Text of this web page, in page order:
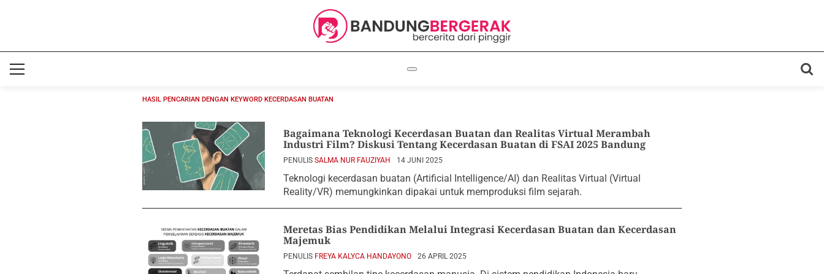
HASIL PENCARIAN DENGAN KEYWORD KECERDASAN BUATAN
Bagaimana Teknologi Kecerdasan Buatan dan Realitas Virtual Merambah
Industri Film? Diskusi Tentang Kecerdasan Buatan di FSAI 2025 Bandung
PENULIS SALMA NUR FAUZIYAH 14 JUNI 2025
Teknologi kecerdasan buatan (Artificial Intelligence/AI) dan Realitas Virtual (Virtual
Reality/VR) memungkinkan dipakai untuk memproduksi film sejarah.
Meretas Bias Pendidikan Melalui Integrasi Kecerdasan Buatan dan Kecerdasan
Majemuk
PENULIS FREYA KALYCA HANDAYONO 26 APRIL 2025